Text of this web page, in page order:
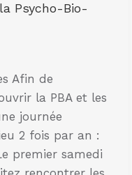
Psycho-Bio-
Afin de
la PBA et les
journée
2 fois par an :
premier samedi